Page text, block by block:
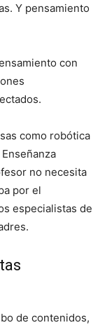
Y pensamiento
con
como robótica
no necesita
por el
especialistas de
de contenidos,